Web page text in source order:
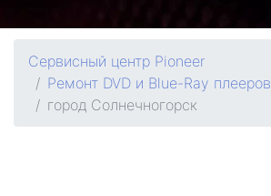
Сервисный центр Pioneer
Ремонт DVD и Blue-Ray плееров
город Солнечногорск